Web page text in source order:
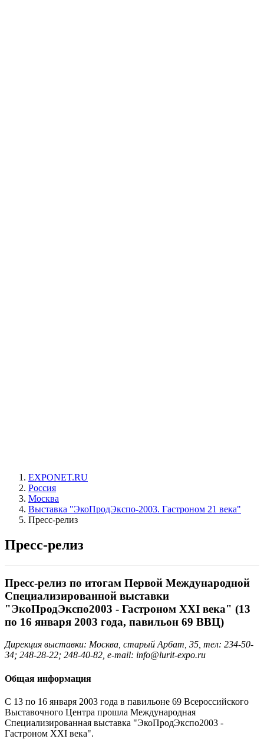
EXPONET.RU
Россия
Москва
Выставка "ЭкоПродЭкспо-2003. Гастроном 21 века"
Пресс-релиз
Пресс-релиз
Пресс-релиз по итогам Первой Международной
Специализированной выставки
"ЭкоПродЭкспо2003 - Гастроном XXI века" (13
по 16 января 2003 года, павильон 69 ВВЦ)
Дирекция выставки: Москва, старый Арбат, 35, тел: 234-50-
34; 248-28-22; 248-40-82, e-mail: info@lurit-expo.ru
Общая информация
С 13 по 16 января 2003 года в павильоне 69 Всероссийского
Выставочного Центра прошла Международная
Специализированная выставка "ЭкоПродЭкспо2003 -
Гастроном ХХI века".